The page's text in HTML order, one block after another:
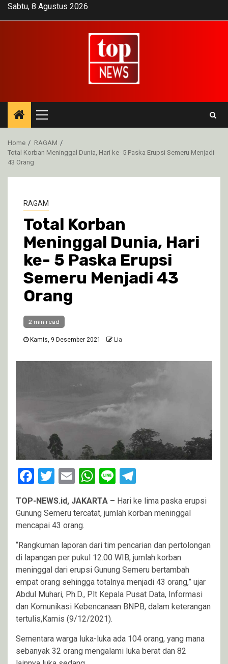
SkipSabtu, 8 Agustus 2026
Primary
Menu
Home
RAGAM
Total Korban Meninggal Dunia, Hari ke- 5 Paska Erupsi Semeru Menjadi
43 Orang
RAGAM
Total Korban
Meninggal Dunia, Hari
ke- 5 Paska Erupsi
Semeru Menjadi 43
Orang
2 min read
Kamis, 9 Desember 2021 Lia
Facebook
Twitter
EmailWhatsApp
Line
TOP-NEWS.id, JAKARTA – Hari ke lima paska erupsi
Gunung Semeru tercatat, jumlah korban meninggal
mencapai 43 orang.
“Rangkuman laporan dari tim pencarian dan pertolongan
di lapangan per pukul 12.00 WIB, jumlah korban
meninggal dari erupsi Gunung Semeru bertambah
empat orang sehingga totalnya menjadi 43 orang,” ujar
Abdul Muhari, Ph.D., Plt Kepala Pusat Data, Informasi
dan Komunikasi Kebencanaan BNPB, dalam keterangan
tertulis,Kamis (9/12/2021).
Sementara warga luka-luka ada 104 orang, yang mana
sebanyak 32 orang mengalami luka berat dan 82